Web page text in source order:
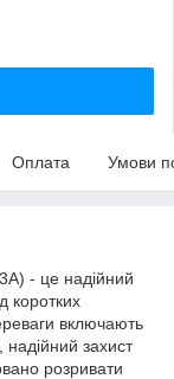
Оплата Умови
- це надійний
коротких
включають
надійний захист
розривати